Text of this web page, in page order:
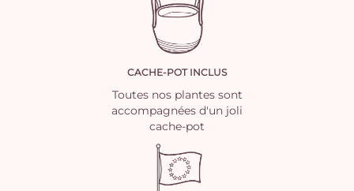
CACHE-POT INCLUS
Toutes nos plantes sont
accompagnées d'un joli
cache-pot